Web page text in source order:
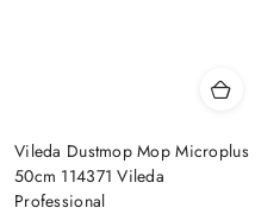
Vileda Dustmop Mop Microplus
50cm 114371 Vileda
Professional